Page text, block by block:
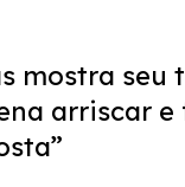
mostra seu
arriscar e